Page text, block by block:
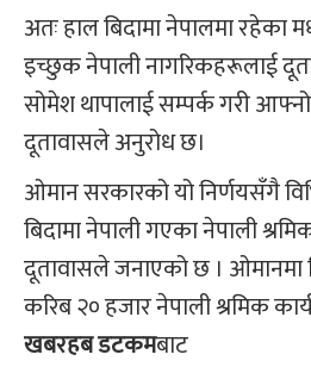
अतः हाल बिदामा नेपालमा रहेका
इच्छुक नेपाली नागरिकहरूलाई
सोमेश थापालाई सम्पर्क गरी
दूतावासले अनुरोध छ।
ओमान सरकारको यो निर्णयसँगै
बिदामा नेपाली गएका नेपाली
दूतावासले जनाएको छ । ओमानमा
करिब २० हजार नेपाली श्रमिक
खबरहब डटकमबाट